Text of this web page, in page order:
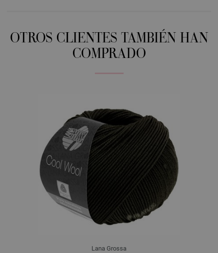
OTROS CLIENTES TAMBIÉN HAN
COMPRADO
Lana Grossa